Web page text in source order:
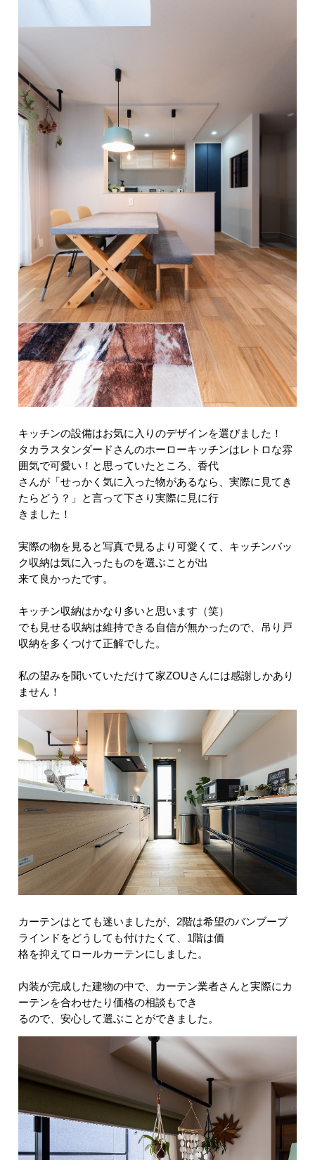
キッチンの設備はお気に入りのデザインを選びました！
タカラスタンダードさんのホーローキッチンはレトロな雰
囲気で可愛い！と思っていたところ、香代
さんが「せっかく気に入った物があるなら、実際に見てき
たらどう？」と言って下さり実際に見に行
きました！
実際の物を見ると写真で見るより可愛くて、キッチンバッ
ク収納は気に入ったものを選ぶことが出
来て良かったです。
キッチン収納はかなり多いと思います（笑）
でも見せる収納は維持できる自信が無かったので、吊り戸
収納を多くつけて正解でした。
私の望みを聞いていただけて家ZOUさんには感謝しかあり
ません！
カーテンはとても迷いましたが、2階は希望のバンブーブ
ラインドをどうしても付けたくて、1階は価
格を抑えてロールカーテンにしました。
内装が完成した建物の中で、カーテン業者さんと実際にカ
ーテンを合わせたり価格の相談もでき
るので、安心して選ぶことができました。